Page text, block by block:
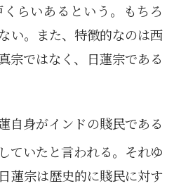
らいあるという。もちろ
い。また、特徴的なのは西
宗ではなく、日蓮宗である
自身がインドの賤民である
ていたと言われる。それゆ
蓮宗は歴史的に賤民に対す